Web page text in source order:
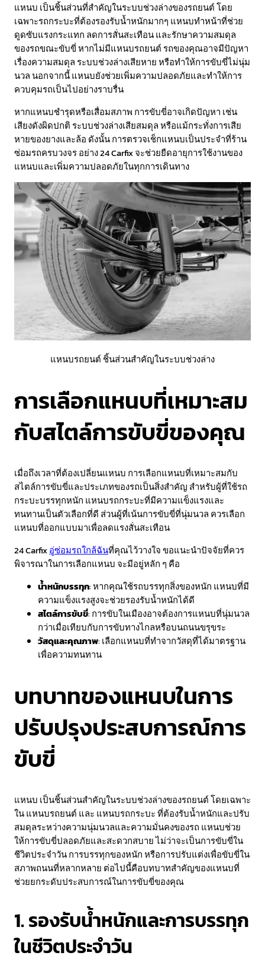
แหนบ เป็นชิ้นส่วนที่สำคัญในระบบช่วงล่างของรถยนต์ โดย
เฉพาะรถกระบะที่ต้องรองรับน้ำหนักมากๆ แหนบทำหน้าที่ช่วย
ดูดซับแรงกระแทก ลดการสั่นสะเทือน และรักษาความสมดุล
ของรถขณะขับขี่ หากไม่มีแหนบรถยนต์ รถของคุณอาจมีปัญหา
เรื่องความสมดุล ระบบช่วงล่างเสียหาย หรือทำให้การขับขี่ไม่นุ่ม
นวล นอกจากนี้ แหนบยังช่วยเพิ่มความปลอดภัยและทำให้การ
ควบคุมรถเป็นไปอย่างราบรื่น
หากแหนบชำรุดหรือเสื่อมสภาพ การขับขี่อาจเกิดปัญหา เช่น
เสียงดังผิดปกติ ระบบช่วงล่างเสียสมดุล หรือแม้กระทั่งการเสีย
หายของยางและล้อ ดังนั้น การตรวจเช็กแหนบเป็นประจำที่ร้าน
ซ่อมรถครบวงจร อย่าง 24 Carfix จะช่วยยืดอายุการใช้งานของ
แหนบและเพิ่มความปลอดภัยในทุกการเดินทาง
แหนบรถยนต์ ชิ้นส่วนสำคัญในระบบช่วงล่าง
การเลือกแหนบที่เหมาะสม
กับสไตล์การขับขี่ของคุณ
เมื่อถึงเวลาที่ต้องเปลี่ยนแหนบ การเลือกแหนบที่เหมาะสมกับ
สไตล์การขับขี่และประเภทของรถเป็นสิ่งสำคัญ สำหรับผู้ที่ใช้รถ
กระบะบรรทุกหนัก แหนบรถกระบะที่มีความแข็งแรงและ
ทนทานเป็นตัวเลือกที่ดี ส่วนผู้ที่เน้นการขับขี่ที่นุ่มนวล ควรเลือก
แหนบที่ออกแบบมาเพื่อลดแรงสั่นสะเทือน
24 Carfixอู่ซ่อมรถใกล้ฉันที่คุณไว้วางใจ ขอแนะนำปัจจัยที่ควร
พิจารณาในการเลือกแหนบ จะมีอยู่หลัก ๆ คือ
น้ำหนักบรรทุก: หากคุณใช้รถบรรทุกสิ่งของหนัก แหนบที่มี
ความแข็งแรงสูงจะช่วยรองรับน้ำหนักได้ดี
สไตล์การขับขี่: การขับในเมืองอาจต้องการแหนบที่นุ่มนวล
กว่าเมื่อเทียบกับการขับทางไกลหรือบนถนนขรุขระ
วัสดุและคุณภาพ: เลือกแหนบที่ทำจากวัสดุที่ได้มาตรฐาน
เพื่อความทนทาน
บทบาทของแหนบในการ
ปรับปรุงประสบการณ์การ
ขับขี่
แหนบ เป็นชิ้นส่วนสำคัญในระบบช่วงล่างของรถยนต์ โดยเฉพาะ
ใน แหนบรถยนต์ และ แหนบรถกระบะ ที่ต้องรับน้ำหนักและปรับ
สมดุลระหว่างความนุ่มนวลและความมั่นคงของรถ แหนบช่วย
ให้การขับขี่ปลอดภัยและสะดวกสบาย ไม่ว่าจะเป็นการขับขี่ใน
ชีวิตประจำวัน การบรรทุกของหนัก หรือการปรับแต่งเพื่อขับขี่ใน
สภาพถนนที่หลากหลาย ต่อไปนี้คือบทบาทสำคัญของแหนบที่
ช่วยยกระดับประสบการณ์ในการขับขี่ของคุณ
1. รองรับน้ำหนักและการบรรทุก
ในชีวิตประจำวัน